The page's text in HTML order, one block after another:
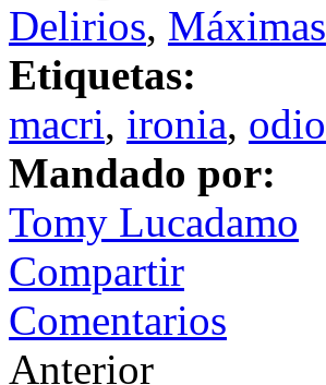
Delirios, Máximas
Etiquetas:
macri, ironia, odio
Mandado por:
Tomy Lucadamo
Compartir
Comentarios
Anterior